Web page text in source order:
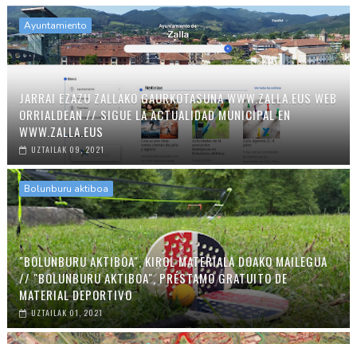
Ayuntamiento
JARRAI EZAZU ZALLAKO GAURKOTASUNA WWW.ZALLA.EUS WEB
ORRIALDEAN // SIGUE LA ACTUALIDAD MUNICIPAL EN
WWW.ZALLA.EUS
UZTAILAK 09, 2021
Bolunburu aktiboa
"BOLUNBURU AKTIBOA", KIROL MATERIALA DOAKO MAILEGUA
// "BOLUNBURU AKTIBOA", PRÉSTAMO GRATUITO DE
MATERIAL DEPORTIVO
UZTAILAK 01, 2021